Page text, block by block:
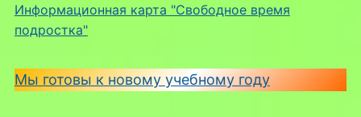
Информационная карта "Свободное время
подростка"
Мы готовы к новому учебному году